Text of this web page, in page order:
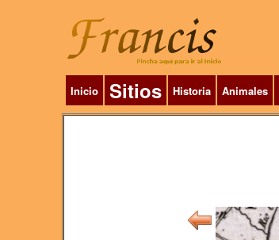
Inicio Sitios Historia Animales